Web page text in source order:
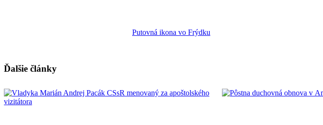
Putovná ikona vo Frýdku
Ďalšie články